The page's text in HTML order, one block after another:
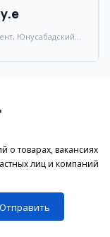
Юнусабадский
о товарах, вакансиях
лиц и компаний
Отправить